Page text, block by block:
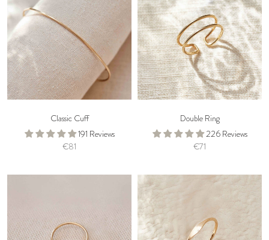
Classic Cuff
191 Reviews
€81
Double Ring
226 Reviews
€71